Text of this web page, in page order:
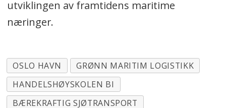
utviklingen av framtidens maritime
næringer.
OSLO HAVN
GRØNN MARITIM LOGISTIKK
HANDELSHØYSKOLEN BI
BÆREKRAFTIG SJØTRANSPORT